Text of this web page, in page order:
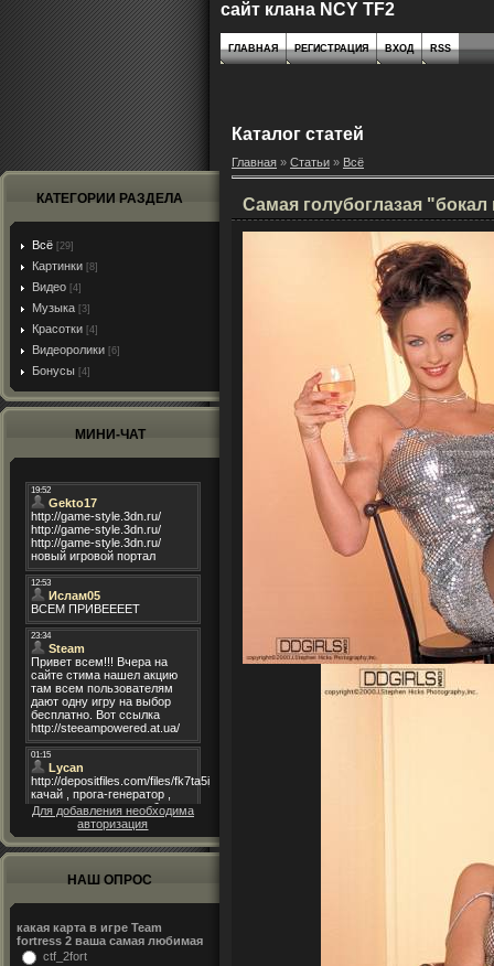
КАТЕГОРИИ РАЗДЕЛА
Всё [29]
Картинки [8]
Видео [4]
Музыка [3]
Красотки [4]
Видеоролики [6]
Бонусы [4]
МИНИ-ЧАТ
Для добавления необходима
авторизация
НАШ ОПРОС
какая карта в игре Team
fortress 2 ваша самая любимая
ctf_2fort
сайт клана NCY TF2
ГЛАВНАЯ РЕГИСТРАЦИЯ ВХОД RSS
Каталог статей
Главная » Статьи » Всё
Самая голубоглазая "бокал